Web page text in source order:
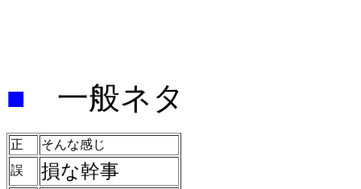
■ 一般ネタ
正
そんな感じ
誤
損な幹事